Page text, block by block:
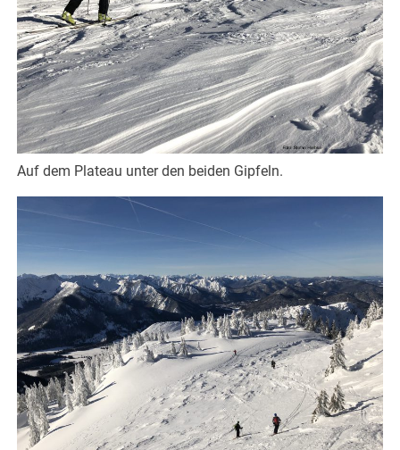
Auf dem Plateau unter den beiden Gipfeln.